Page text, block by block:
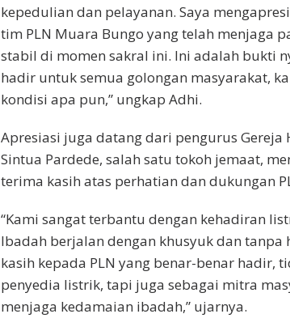
kepedulian dan pelayanan. Saya
tim PLN Muara Bungo yang telah menjaga
stabil di momen sakral ini. Ini adalah bukti
hadir untuk semua golongan masyarakat,
kondisi apa pun,” ungkap Adhi.
Apresiasi juga datang dari pengurus Gereja
Sintua Pardede, salah satu tokoh jemaat,
terima kasih atas perhatian dan dukungan
“Kami sangat terbantu dengan kehadiran
Ibadah berjalan dengan khusyuk dan tanpa
kasih kepada PLN yang benar-benar hadir,
penyedia listrik, tapi juga sebagai mitra
menjaga kedamaian ibadah,” ujarnya.